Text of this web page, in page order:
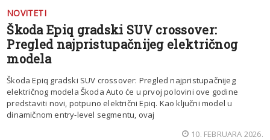
NOVITETI
Škoda Epiq gradski SUV crossover:
Pregled najpristupačnijeg električnog
modela
Škoda Epiq gradski SUV crossover: Pregled najpristupačnijeg
električnog modela Škoda Auto će u prvoj polovini ove godine
predstaviti novi, potpuno električni Epiq. Kao ključni model u
dinamičnom entry-level segmentu, ovaj
10. FEBRUARA 2026.